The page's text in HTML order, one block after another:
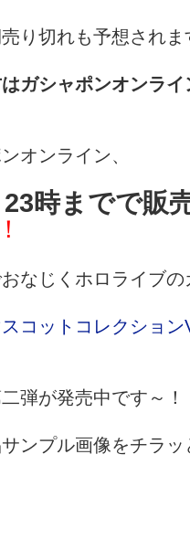
り切れも予想されま
ガシャポンオンラ
オンライン、
時までで販
なじくホロライブ
コットコレクション
弾が発売中です～！
ンプル画像をチラ